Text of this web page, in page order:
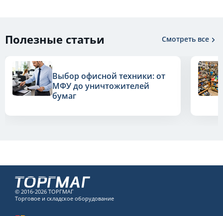
Полезные статьи Смотреть все
Выбор офисной техники: от
МФУ до уничтожителей
бумаг
© 2016-2026 ТОРГМАГ
Торговое и складское оборудование